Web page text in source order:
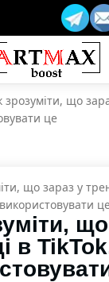
зрозуміти, що
це
в